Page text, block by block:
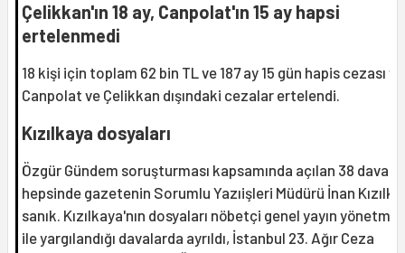
Çelikkan'ın 18 ay, Canpolat'ın 15 ay hapsi
ertelenmedi
18 kişi için toplam 62 bin TL ve 187 ay 15 gün hapis cezası
Canpolat ve Çelikkan dışındaki cezalar ertelendi.
Kızılkaya dosyaları
Özgür Gündem soruşturması kapsamında açılan 38
hepsinde gazetenin Sorumlu Yazıişleri Müdürü İnan
sanık. Kızılkaya'nın dosyaları nöbetçi genel yayın
ile yargılandığı davalarda ayrıldı, İstanbul 23. Ağır Ceza